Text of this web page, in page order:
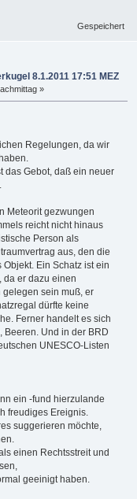
Gespeichert
8.1.2011 17:51 MEZ
»
Regelungen, da wir
das Gebot, daß ein neuer
Meteorit gezwungen
reicht nicht hinaus
Person als
aus, den die
Ein Schatz ist ein
da er dazu einen
gelegen sein muß, er
dürfte keine
Ferner handelt es sich
Beeren. Und in der BRD
UNESCO-Listen
ein -fund hierzulande
freudiges Ereignis.
suggerieren möchte,
einen Rechtsstreit und
geeinigt haben.